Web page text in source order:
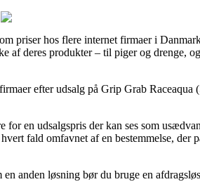
priser hos flere internet firmaer i
af deres produkter – til piger og drenge,
efter udsalg på Grip Grab
en udsalgspris der kan ses som
fald omfavnet af en bestemmelse, der
anden løsning bør du bruge en